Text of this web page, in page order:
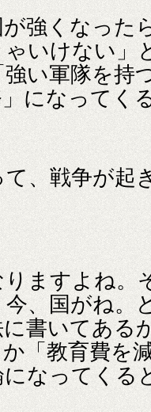
強くなった
いけない」
い軍隊を持
になってく
、戦争が起
ますよね。
、国がね。
書いてある
か「教育費を
なってくる